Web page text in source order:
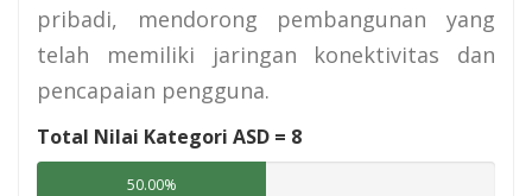
pribadi, mendorong pembangunan yang
telah memiliki jaringan konektivitas dan
pencapaian pengguna.
Total Nilai Kategori ASD = 8
50.00%